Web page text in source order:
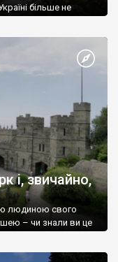
більше не
і, звичайно,
людиною свого
– чи знали ви це